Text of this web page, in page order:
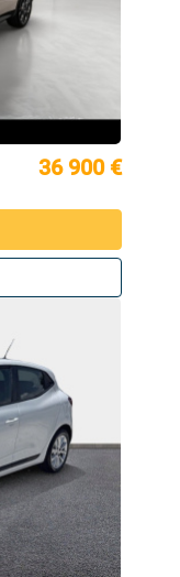
36 900 €